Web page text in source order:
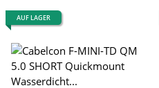
AUF LAGER